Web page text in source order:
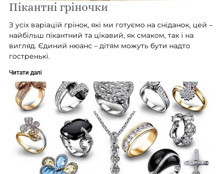
Пікантні гріночки
З усіх варіацій грінок, які ми готуємо на сніданок, цей –
найбільш пікантний та цікавий, як смаком, так і на
вигляд. Єдиний нюанс – дітям можуть бути надто
гостренькі.
Читати далі